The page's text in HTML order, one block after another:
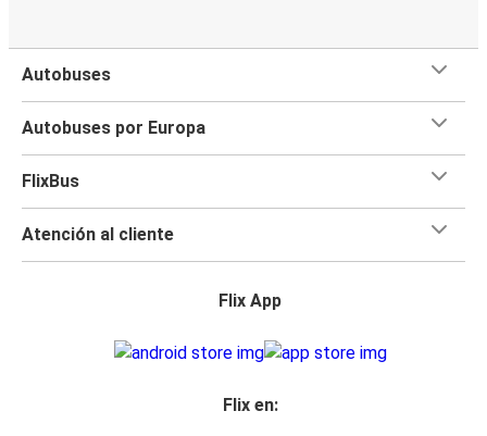
Autobuses
Autobuses por Europa
FlixBus
Atención al cliente
Flix App
Flix en: